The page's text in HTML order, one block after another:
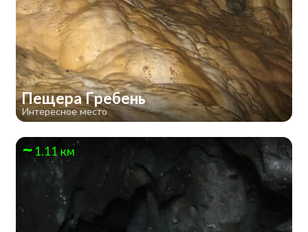
Пещера Гребень
Интересное место
1.11 км